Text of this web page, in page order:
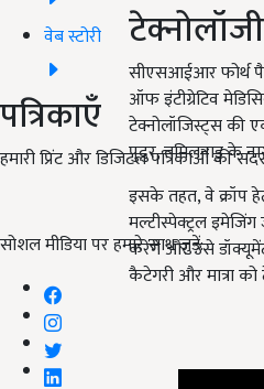
वेब स्टोरी
पत्रिकाएँ
हमारी प्रिंट और डिजिटल पत्रिकाओं की
सोशल मीडिया पर हमारे साथ जुड़ें:
सीएसआईआर फोर्थ
ऑफ इंटीग्रेटिव
टेक्नोलॉजिस्ट्स की
पुदुर, तमिलनाडु के
इसके तहत, वे क्रॉप
मल्टीस्पेक्ट्रल
करेंगे और उसे
कैटेगरी और मात्रा